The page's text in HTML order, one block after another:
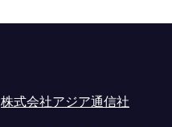
株式会社アジア通信社